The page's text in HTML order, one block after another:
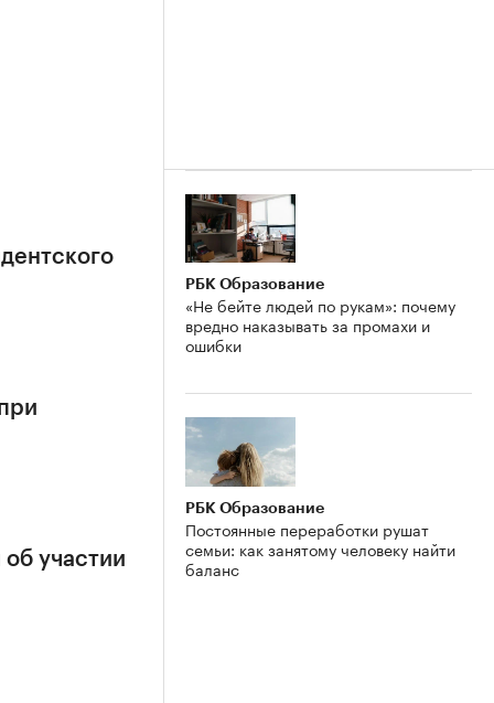
участии
РБК Образование
«Не бейте людей по рукам»: почему
вредно наказывать за промахи и
ошибки
РБК Образование
Постоянные переработки рушат
семьи: как занятому человеку найти
баланс